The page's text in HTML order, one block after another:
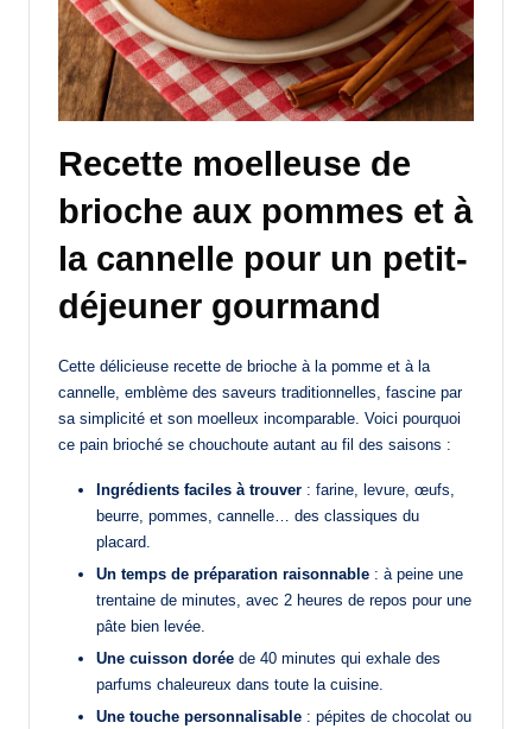
Recette moelleuse de
brioche aux pommes et à
la cannelle pour un petit-
déjeuner gourmand
Cette délicieuse recette de brioche à la pomme et à la
cannelle, emblème des saveurs traditionnelles, fascine par
sa simplicité et son moelleux incomparable. Voici pourquoi
ce pain brioché se chouchoute autant au fil des saisons :
Ingrédients faciles à trouver : farine, levure, œufs,
beurre, pommes, cannelle… des classiques du
placard.
Un temps de préparation raisonnable : à peine une
trentaine de minutes, avec 2 heures de repos pour une
pâte bien levée.
Une cuisson dorée de 40 minutes qui exhale des
parfums chaleureux dans toute la cuisine.
Une touche personnalisable : pépites de chocolat ou